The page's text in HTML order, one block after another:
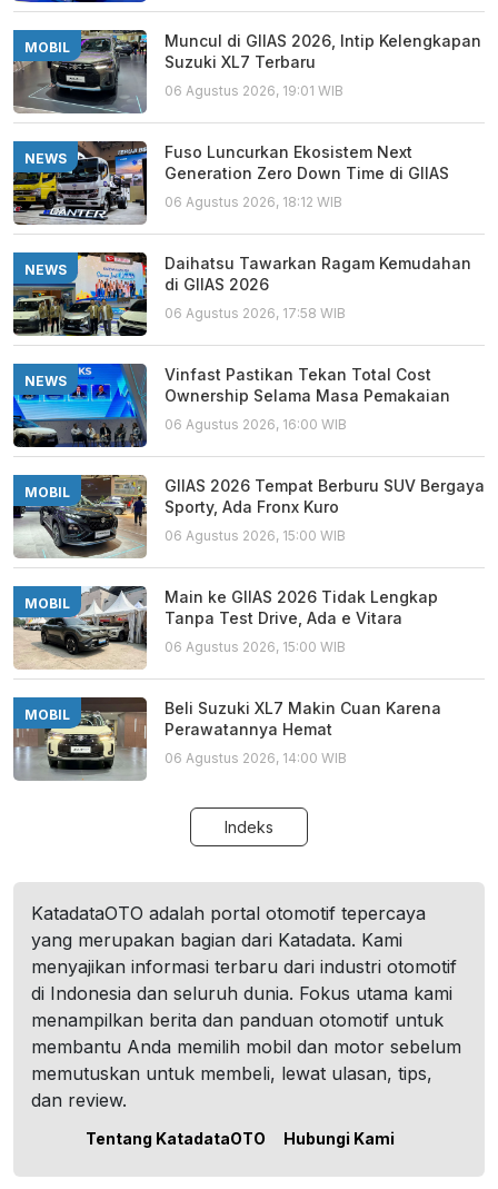
MOBIL
Muncul di GIIAS 2026, Intip Kelengkapan
Suzuki XL7 Terbaru
06 Agustus 2026, 19:01 WIB
NEWS
Fuso Luncurkan Ekosistem Next
Generation Zero Down Time di GIIAS
06 Agustus 2026, 18:12 WIB
NEWS
Daihatsu Tawarkan Ragam Kemudahan
di GIIAS 2026
06 Agustus 2026, 17:58 WIB
NEWS
Vinfast Pastikan Tekan Total Cost
Ownership Selama Masa Pemakaian
06 Agustus 2026, 16:00 WIB
MOBIL
GIIAS 2026 Tempat Berburu SUV Bergaya
Sporty, Ada Fronx Kuro
06 Agustus 2026, 15:00 WIB
MOBIL
Main ke GIIAS 2026 Tidak Lengkap
Tanpa Test Drive, Ada e Vitara
06 Agustus 2026, 15:00 WIB
MOBIL
Beli Suzuki XL7 Makin Cuan Karena
Perawatannya Hemat
06 Agustus 2026, 14:00 WIB
Indeks
KatadataOTO adalah portal otomotif tepercaya
yang merupakan bagian dari Katadata. Kami
menyajikan informasi terbaru dari industri otomotif
di Indonesia dan seluruh dunia. Fokus utama kami
menampilkan berita dan panduan otomotif untuk
membantu Anda memilih mobil dan motor sebelum
memutuskan untuk membeli, lewat ulasan, tips,
dan review.
Tentang KatadataOTO Hubungi Kami